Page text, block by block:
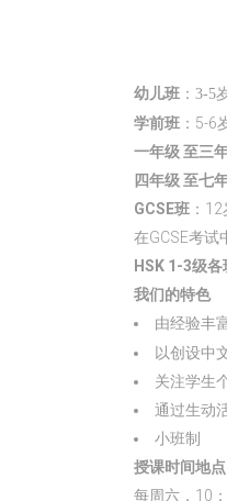
幼儿班 ： 3-5
学前班 ：5-6
一年级 至三
四年级 至七
GCSE班 ：
在GCSE考试
HSK 1-3级各
我们的特色
由经验丰
以创设中
关注学生
通过生动
小班制
授课时间地点
每周六，10